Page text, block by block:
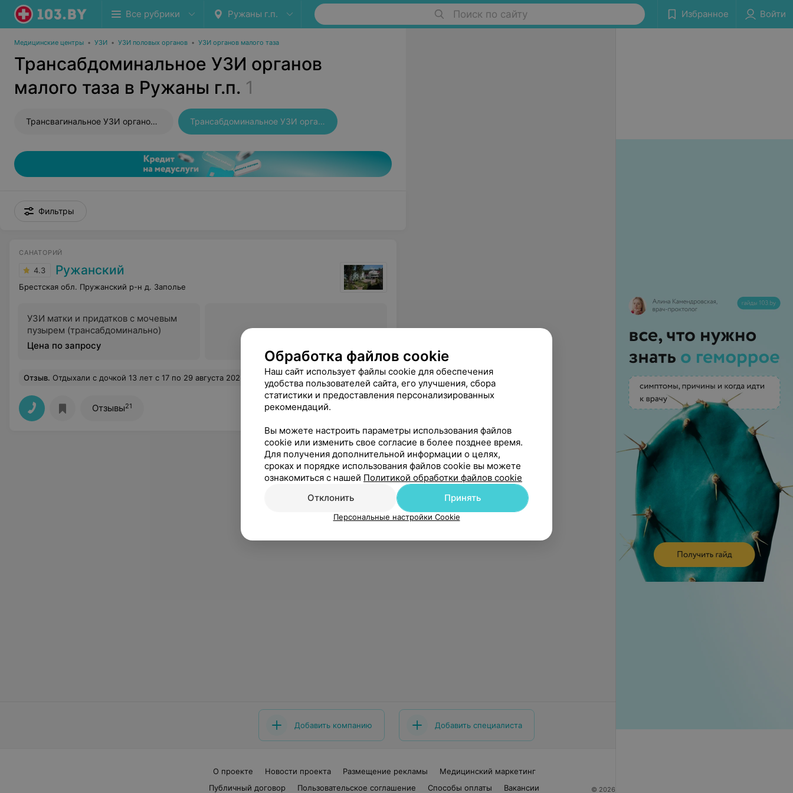
Все рубрики Ружаны г.п. Поиск по сайту Избранное Войти
Медицинские центры • УЗИ • УЗИ половых органов • УЗИ органов малого таза
Трансабдоминальное УЗИ органов
малого таза в Ружаны г.п. 1
Трансвагинальное УЗИ органов малого таза Трансабдоминальное УЗИ органов малого таза
Фильтры
САНАТОРИЙ
4.3 Ружанский
Брестская обл. Пружанский р-н д. Заполье
УЗИ матки и придатков с мочевым
пузырем (трансабдоминально)
Цена по запросу
Все цены
Отзыв. Отдыхали с дочкой 13 лет с 17 по 29 августа 2025 года. Территория-большая, ухоженная, множество цветов, шикарный сосновый парк, красивая береговая линия, обустроенный пляж, спортивные площадки. Мы жили в Минском корпусе. Номер скромный, но комфортный. Застекленный балкон со столом и стульями. Есть сушилка для белья. Уборка ежедневная, горничные внимательные. Процедур мы брали мало. Поэтому могу оценить подводный массаж, бесконтактный массаж *Посейдон*, лимфомат. Хорошо и полезно. Из минусов. ЕДА Это столовская еда, не имеющая ничего общего с едой для отдыхающих. Изжога, ди Подливы, панировка, недожареные куриные ножки или бедрышки плюс отвратительный кофе свое дело сделают для изжоги и диареи Во время приёма пищи вся столовая в запахе антисептик. От него не скрыться. Просили старшую медсестру повлиять на этот вопрос,она ответила, что все по санпину. Но это не правда. В бассейне 3 душевые,плохо работающие фены и толпа желающих помыться. Вернуться не хочется. Еще
Отзывы21
Добавить компанию Добавить специалиста
О проекте Новости проекта Размещение рекламы
Медицинский маркетинг
Публичный договор
Пользовательское соглашение Способы оплаты Вакансии © 2026 ООО «Артокс Лаб», УНП 191700409
Обработка файлов cookie
Наш сайт использует файлы cookie для обеспечения
удобства пользователей сайта, его улучшения, сбора
статистики и предоставления персонализированных
рекомендаций.
Вы можете настроить параметры использования файлов
cookie или изменить свое согласие в более позднее время.
Для получения дополнительной информации о целях,
сроках и порядке использования файлов cookie вы можете
ознакомиться с нашей Политикой обработки файлов cookie
Отклонить
Принять
Персональные настройки Cookie